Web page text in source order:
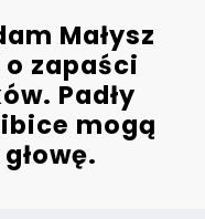
Małysz
zapaści
Padły
mogą